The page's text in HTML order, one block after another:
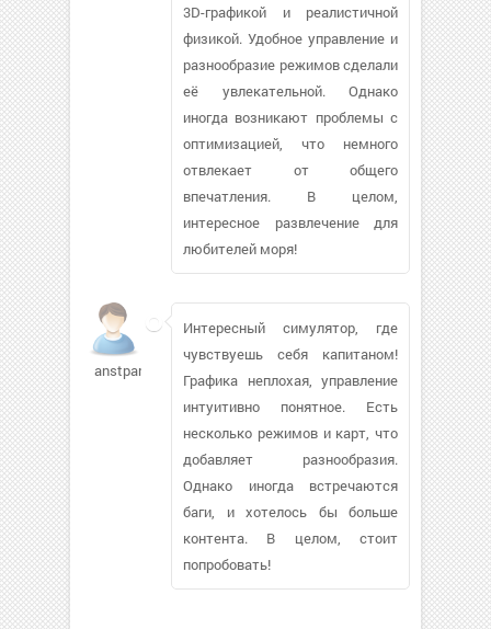
3D-графикой и реалистичной
физикой. Удобное управление и
разнообразие режимов сделали
её увлекательной. Однако
иногда возникают проблемы с
оптимизацией, что немного
отвлекает от общего
впечатления. В целом,
интересное развлечение для
любителей моря!
anstpand
Интересный симулятор, где
чувствуешь себя капитаном!
Графика неплохая, управление
интуитивно понятное. Есть
несколько режимов и карт, что
добавляет разнообразия.
Однако иногда встречаются
баги, и хотелось бы больше
контента. В целом, стоит
попробовать!